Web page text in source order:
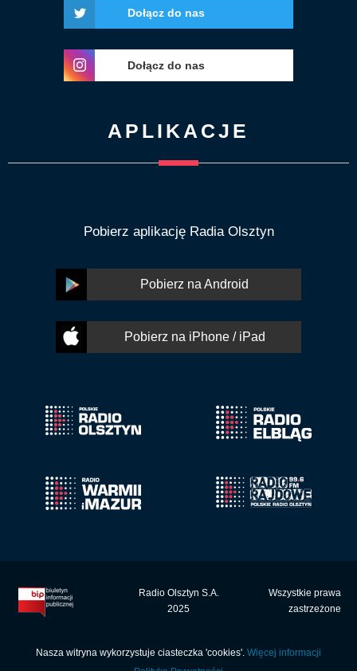
Dołącz do nas
Dołącz do nas
APLIKACJE
Pobierz aplikację Radia Olsztyn
Pobierz na Android
Pobierz na iPhone / iPad
Radio Olsztyn S.A.
2025
Wszystkie prawa
zastrzeżone
Nasza witryna wykorzystuje ciasteczka 'cookies'. Więcej informacji